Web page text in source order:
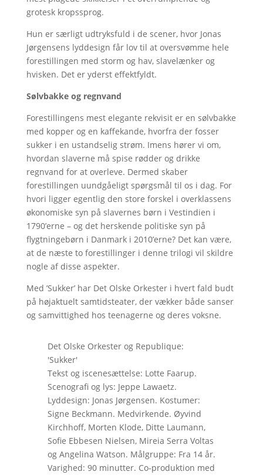
grotesk kropssprog.
Hun er særligt udtryksfuld i de scener, hvor Jonas
Jørgensens lyddesign får lov til at oversvømme hele
forestillingen med storm og hav, slavelænker og
hvisken. Det er yderst effektfyldt.
Sølvbakke og regnvand
Forestillingens mest elegante rekvisit er en sølvbakke
med kopper og en kaffekande, hvorfra der fosser
sukker i en ustandselig strøm. Imens hører vi om,
hvordan slaverne må spise rødder og drikke
regnvand for at overleve. Dermed skaber
forestillingen uundgåeligt spørgsmål til os i dag. For
hvori ligger egentlig den store forskel i overklassens
økonomiske syn på slavernes børn i Vestindien i
1790’erne – og det herskende politiske syn på
flygtningebørn i Danmark i 2010’erne? Det kan være,
at de næste to forestillinger i denne trilogi vil skildre
nogle af disse aspekter.
Med ’Sukker’ har Det Olske Orkester i hvert fald budt
på højaktuelt samtidsteater, der vækker både sanser
og samvittighed hos teenagerne og deres voksne.
Det Olske Orkester og Republique:
'Sukker'
Tekst og iscenesættelse: Lotte Faarup.
Scenografi og lys: Jeppe Lawaetz.
Lyddesign: Jonas Jørgensen. Kostumer:
Signe Beckmann. Medvirkende. Øyvind
Kirchhoff, Morten Klode, Ditte Laumann,
Sofie Ebbesen Nielsen, Mireia Serra Voltas
og Angelina Watson. Målgruppe: Fra 14 år.
Varighed: 90 minutter. Co-produktion med